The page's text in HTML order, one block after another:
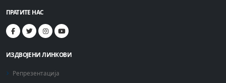
ПРАТИТЕ НАС
ИЗДВОЈЕНИ ЛИНКОВИ
Репрезентација